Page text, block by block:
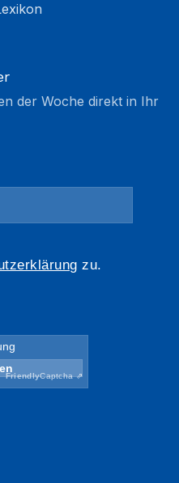
der Woche direkt in Ihr